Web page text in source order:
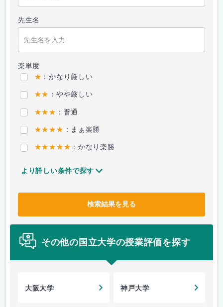
先生名
楽単度
★ ：かなり厳しい
★★ ：やや厳しい
★★★ ：普通
★★★★ ：まぁ楽勝
★★★★★ ：かなり楽勝
より詳しい条件で探す
検索結果を見る
その他の国立大学の授業評価を探す
大阪大学 神戸大学